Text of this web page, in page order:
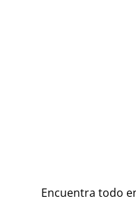
Encuentra todo